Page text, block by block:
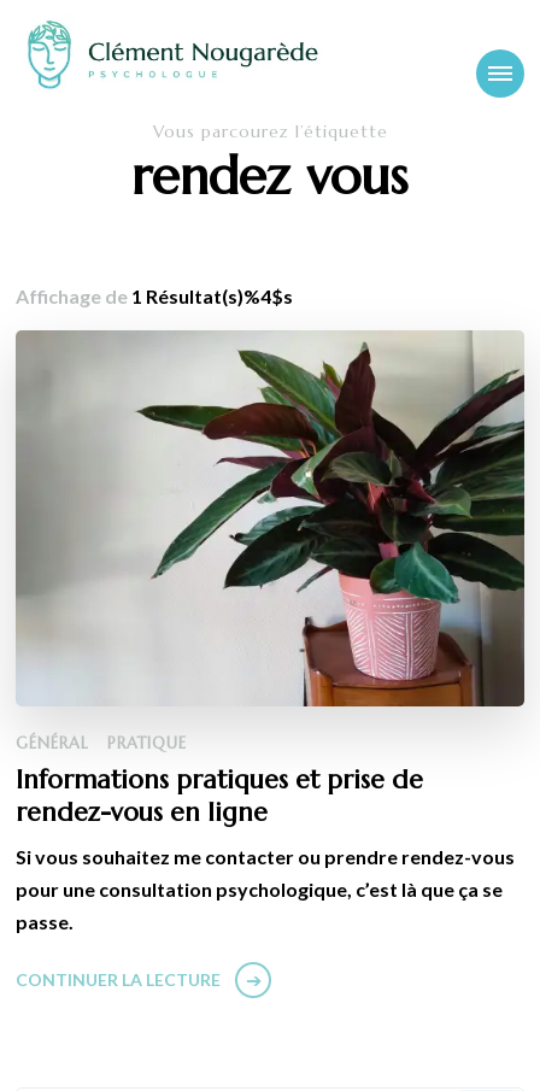
Cabinet-
psychologue-
Clément Nougarède – Psychologue clinicien et psychothérapeute
Vous parcourez l’étiquette
rendez vous
Affichage de 1 Résultat(s)%4$s
GÉNÉRAL PRATIQUE
Informations pratiques et prise de
rendez-vous en ligne
Si vous souhaitez me contacter ou prendre rendez-vous
pour une consultation psychologique, c’est là que ça se
passe.
CONTINUER LA LECTURE